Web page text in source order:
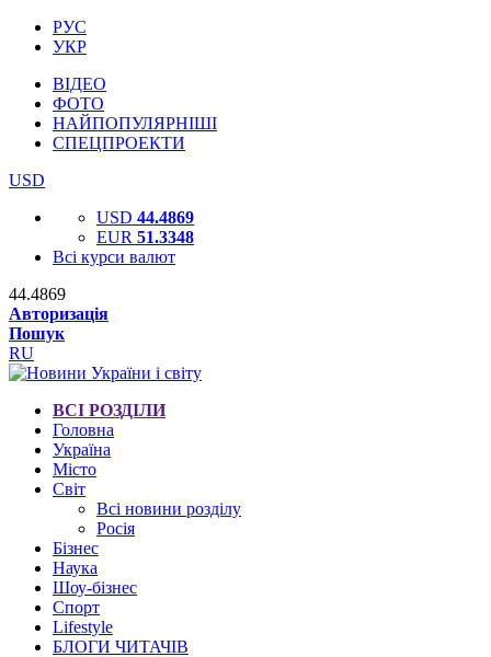
РУС
УКР
ВІДЕО
ФОТО
НАЙПОПУЛЯРНІШІ
СПЕЦПРОЕКТИ
USD
USD 44.4869
EUR 51.3348
Всі курси валют
44.4869
Авторизація
Пошук
RU
ВСІ РОЗДІЛИ
Головна
Україна
Місто
Світ
Всі новини розділу
Росія
Бізнес
Наука
Шоу-бізнес
Спорт
Lifestyle
БЛОГИ ЧИТАЧІВ